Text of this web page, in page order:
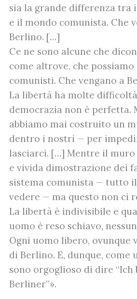
sia la grande differenza tra
e il mondo comunista. Che
Berlino. […]
Ce ne sono alcune che
come altrove, che
comunisti. Che vengano a
La libertà ha molte
democrazia non è perfetta.
abbiamo mai costruito un
dentro i nostri — per
lasciarci. […] Mentre il muro
e vivida dimostrazione dei
sistema comunista — tutto
vedere — ma questo non ci
La libertà è indivisibile e
uomo è reso schiavo,
Ogni uomo libero, ovunque
di Berlino. E, dunque, come
sono orgoglioso di dire “Ich
Berliner”».